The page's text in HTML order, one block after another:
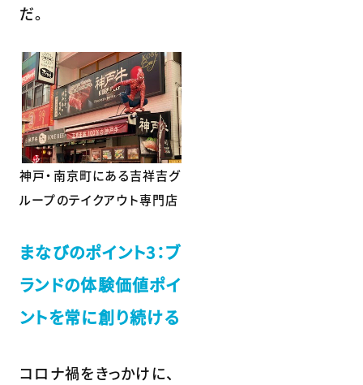
だ。
神戸・南京町にある吉祥吉グ
ループのテイクアウト専門店
まなびのポイント3：ブ
ランドの体験価値ポイ
ントを常に創り続ける
コロナ禍をきっかけに、